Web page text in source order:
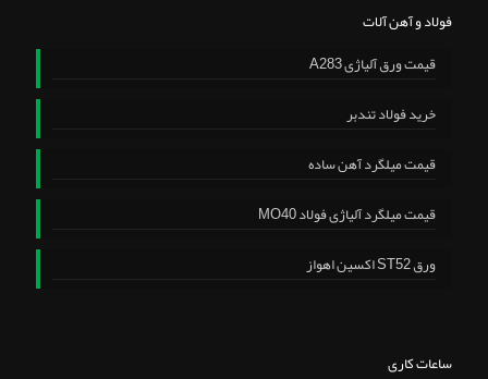
فولاد و آهن آلات
قیمت ورق آلیاژی A283
خرید فولاد تندبر
قیمت میلگرد آهن ساده
قیمت میلگرد آلیاژی فولاد MO40
ورق ST52 اکسین اهواز
ساعات کاری